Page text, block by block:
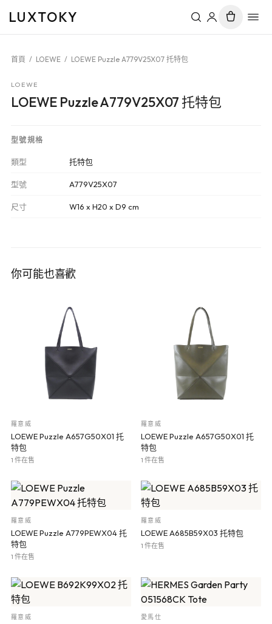
LUXTOKY
首頁 / LOEWE / LOEWE Puzzle A779V25X07 托特包
LOEWE
LOEWE Puzzle A779V25X07 托特包
型號規格
類型 托特包
型號 A779V25X07
尺寸 W16 x H20 x D9 cm
你可能也喜歡
羅意威
LOEWE Puzzle A657G50X01 托
特包
1 件在售
羅意威
LOEWE Puzzle A657G50X01 托
特包
1 件在售
羅意威
LOEWE Puzzle A779PEWX04 托
特包
1 件在售
羅意威
LOEWE A685B59X03 托特包
1 件在售
羅意威 愛馬仕